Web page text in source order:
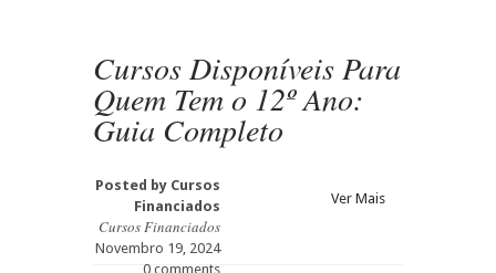
Cursos Disponíveis Para
Quem Tem o 12º Ano:
Guia Completo
Posted by Cursos
Financiados
Cursos Financiados
Novembro 19, 2024
0 comments
Ver Mais